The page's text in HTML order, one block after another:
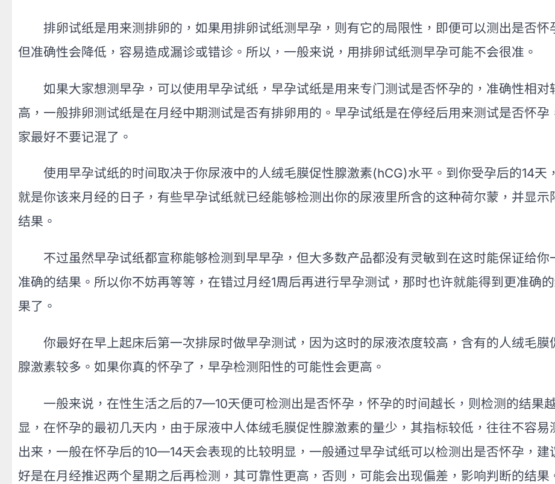
排卵试纸是用来测排卵的，如果用排卵试纸测早孕，则有它的局限性，即便可以测出是否怀
但准确性会降低，容易造成漏诊或错诊。所以，一般来说，用排卵试纸测早孕可能不会很准。
如果大家想测早孕，可以使用早孕试纸，早孕试纸是用来专门测试是否怀孕的，准确性相对
高，一般排卵测试纸是在月经中期测试是否有排卵用的。早孕试纸是在停经后用来测试是否怀孕
家最好不要记混了。
使用早孕试纸的时间取决于你尿液中的人绒毛膜促性腺激素(hCG)水平。到你受孕后的14天
就是你该来月经的日子，有些早孕试纸就已经能够检测出你的尿液里所含的这种荷尔蒙，并显示
结果。
不过虽然早孕试纸都宣称能够检测到早早孕，但大多数产品都没有灵敏到在这时能保证给你
准确的结果。所以你不妨再等等，在错过月经1周后再进行早孕测试，那时也许就能得到更准确
果了。
你最好在早上起床后第一次排尿时做早孕测试，因为这时的尿液浓度较高，含有的人绒毛膜
腺激素较多。如果你真的怀孕了，早孕检测阳性的可能性会更高。
一般来说，在性生活之后的7—10天便可检测出是否怀孕，怀孕的时间越长，则检测的结果
显，在怀孕的最初几天内，由于尿液中人体绒毛膜促性腺激素的量少，其指标较低，往往不容易
出来，一般在怀孕后的10—14天会表现的比较明显，一般通过早孕试纸可以检测出是否怀孕，建
好是在月经推迟两个星期之后再检测，其可靠性更高，否则，可能会出现偏差，影响判断的结果